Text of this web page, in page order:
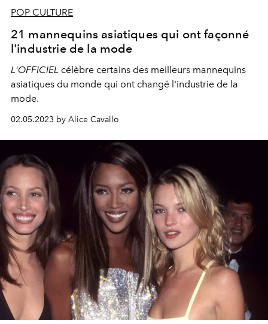
POP CULTURE
21 mannequins asiatiques qui ont façonné
l'industrie de la mode
L'OFFICIEL célèbre certains des meilleurs mannequins
asiatiques du monde qui ont changé l'industrie de la
mode.
02.05.2023 by Alice Cavallo